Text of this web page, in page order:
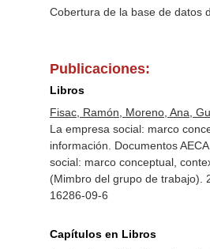
Cobertura de la base de datos
Publicaciones:
Libros
Fisac, Ramón, Moreno, Ana,
La empresa social: marco
información. Documentos
social: marco conceptual,
(Mimbro del grupo de trabajo).
16286-09-6
Capítulos en Libros